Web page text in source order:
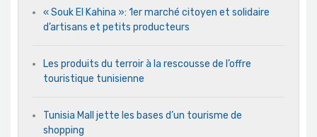
« Souk El Kahina »: 1er marché citoyen et solidaire
d’artisans et petits producteurs
Les produits du terroir à la rescousse de l’offre
touristique tunisienne
Tunisia Mall jette les bases d’un tourisme de
shopping